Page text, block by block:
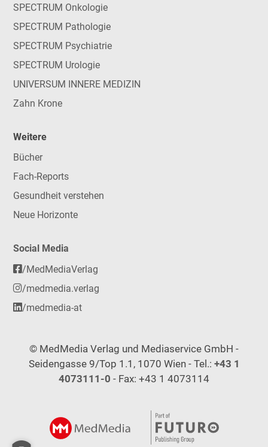
SPECTRUM Onkologie
SPECTRUM Pathologie
SPECTRUM Psychiatrie
SPECTRUM Urologie
UNIVERSUM INNERE MEDIZIN
Zahn Krone
Weitere
Bücher
Fach-Reports
Gesundheit verstehen
Neue Horizonte
Social Media
/MedMediaVerlag
/medmedia.verlag
/medmedia-at
© MedMedia Verlag und Mediaservice GmbH -
Seidengasse 9/Top 1.1, 1070 Wien - Tel.: +43 1
4073111-0 - Fax: +43 1 4073114